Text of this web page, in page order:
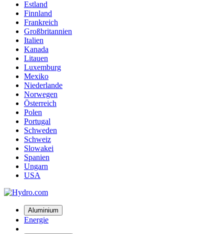
Estland
Finnland
Frankreich
Großbritannien
Italien
Kanada
Litauen
Luxemburg
Mexiko
Niederlande
Norwegen
Österreich
Polen
Portugal
Schweden
Schweiz
Slowakei
Spanien
Ungarn
USA
Aluminium
Energie